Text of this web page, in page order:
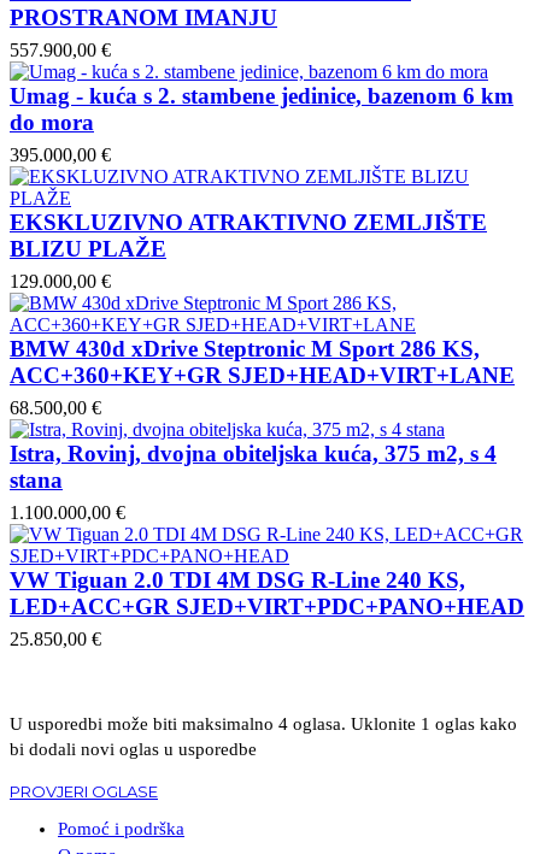
PROSTRANOM IMANJU
557.900,00 €
Umag - kuća s 2. stambene jedinice, bazenom 6 km
do mora
395.000,00 €
EKSKLUZIVNO ATRAKTIVNO ZEMLJIŠTE
BLIZU PLAŽE
129.000,00 €
BMW 430d xDrive Steptronic M Sport 286 KS,
ACC+360+KEY+GR SJED+HEAD+VIRT+LANE
68.500,00 €
Istra, Rovinj, dvojna obiteljska kuća, 375 m2, s 4
stana
1.100.000,00 €
VW Tiguan 2.0 TDI 4M DSG R-Line 240 KS,
LED+ACC+GR SJED+VIRT+PDC+PANO+HEAD
25.850,00 €
U usporedbi može biti maksimalno 4 oglasa. Uklonite 1 oglas kako
bi dodali novi oglas u usporedbe
PROVJERI OGLASE
Pomoć i podrška